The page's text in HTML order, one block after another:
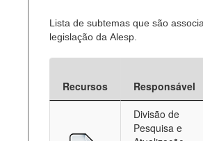
Lista de subtemas que são
legislação da Alesp.
Recursos Responsável
Divisão de
Pesquisa e